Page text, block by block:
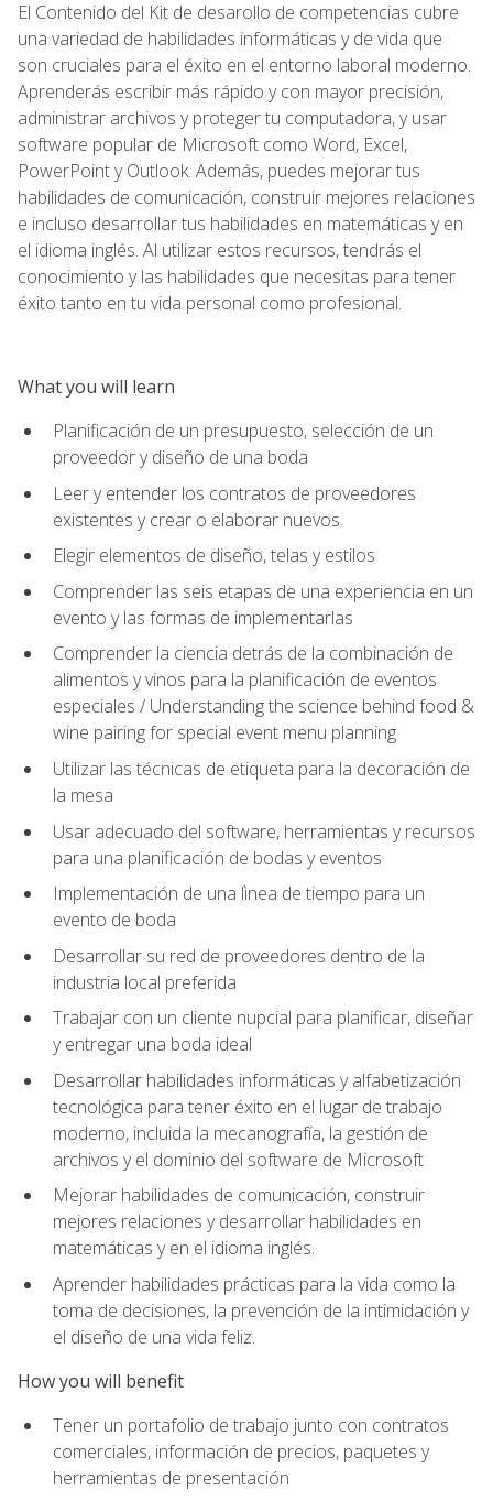
El Contenido del Kit de desarollo de competencias cubre
una variedad de habilidades informáticas y de vida que
son cruciales para el éxito en el entorno laboral moderno.
Aprenderás escribir más rápido y con mayor precisión,
administrar archivos y proteger tu computadora, y usar
software popular de Microsoft como Word, Excel,
PowerPoint y Outlook. Además, puedes mejorar tus
habilidades de comunicación, construir mejores relaciones
e incluso desarrollar tus habilidades en matemáticas y en
el idioma inglés. Al utilizar estos recursos, tendrás el
conocimiento y las habilidades que necesitas para tener
éxito tanto en tu vida personal como profesional.
What you will learn
Planificación de un presupuesto, selección de un
proveedor y diseño de una boda
Leer y entender los contratos de proveedores
existentes y crear o elaborar nuevos
Elegir elementos de diseño, telas y estilos
Comprender las seis etapas de una experiencia en un
evento y las formas de implementarlas
Comprender la ciencia detrás de la combinación de
alimentos y vinos para la planificación de eventos
especiales / Understanding the science behind food &
wine pairing for special event menu planning
Utilizar las técnicas de etiqueta para la decoración de
la mesa
Usar adecuado del software, herramientas y recursos
para una planificación de bodas y eventos
Implementación de una lìnea de tiempo para un
evento de boda
Desarrollar su red de proveedores dentro de la
industria local preferida
Trabajar con un cliente nupcial para planificar, diseñar
y entregar una boda ideal
Desarrollar habilidades informáticas y alfabetización
tecnológica para tener éxito en el lugar de trabajo
moderno, incluida la mecanografía, la gestión de
archivos y el dominio del software de Microsoft
Mejorar habilidades de comunicación, construir
mejores relaciones y desarrollar habilidades en
matemáticas y en el idioma inglés.
Aprender habilidades prácticas para la vida como la
toma de decisiones, la prevención de la intimidación y
el diseño de una vida feliz.
How you will benefit
Tener un portafolio de trabajo junto con contratos
comerciales, información de precios, paquetes y
herramientas de presentación